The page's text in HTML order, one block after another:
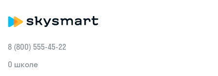
8 (800) 555‑45-22
О школе